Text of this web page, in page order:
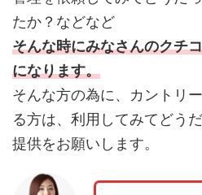
たか？などなど
そんな時にみなさんのクチ
になります。
そんな方の為に、カントリ
る方は、利用してみてどう
提供をお願いします。